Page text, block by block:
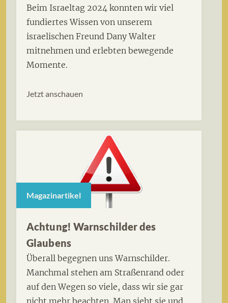
Beim Israeltag 2024 konnten wir viel
fundiertes Wissen von unserem
israelischen Freund Dany Walter
mitnehmen und erlebten bewegende
Momente.
Jetzt anschauen
Magazinartikel
Achtung! Warnschilder des
Glaubens
Überall begegnen uns Warnschilder.
Manchmal stehen am Straßenrand oder
auf den Wegen so viele, dass wir sie gar
nicht mehr beachten. Man sieht sie und